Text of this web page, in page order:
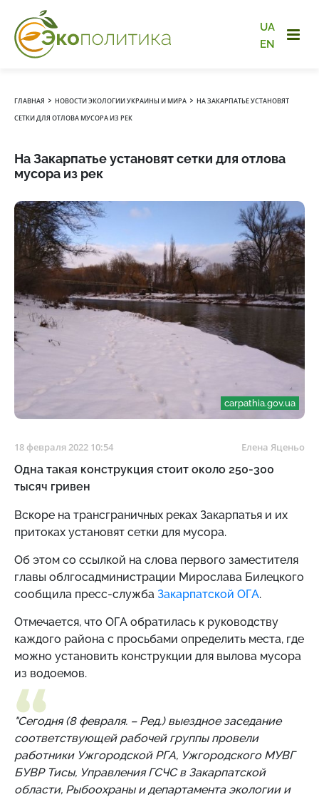
UA
EN
ГЛАВНАЯ › НОВОСТИ ЭКОЛОГИИ УКРАИНЫ И МИРА › НА ЗАКАРПАТЬЕ УСТАНОВЯТ
СЕТКИ ДЛЯ ОТЛОВА МУСОРА ИЗ РЕК
На Закарпатье установят сетки для отлова
мусора из рек
carpathia.gov.ua
18 февраля 2022 10:54 Елена Яценьо
Одна такая конструкция стоит около 250-300
тысяч гривен
Вскоре на трансграничных реках Закарпатья и их
притоках установят сетки для мусора.
Об этом со ссылкой на слова первого заместителя
главы облгосадминистрации Мирослава Билецкого
сообщила пресс-служба Закарпатской ОГА.
Отмечается, что ОГА обратилась к руководству
каждого района с просьбами определить места, где
можно установить конструкции для вылова мусора
из водоемов.
"Сегодня (8 февраля. – Ред.) выездное заседание
соответствующей рабочей группы провели
работники Ужгородской РГА, Ужгородского МУВГ
БУВР Тисы, Управления ГСЧС в Закарпатской
области, Рыбоохраны и департамента экологии и